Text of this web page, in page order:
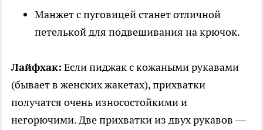
Манжет с пуговицей станет отличной
петелькой для подвешивания на крючок.
Лайфхак: Если пиджак с кожаными рукавами
(бывает в женских жакетах), прихватки
получатся очень износостойкими и
негорючими. Две прихватки из двух рукавов —